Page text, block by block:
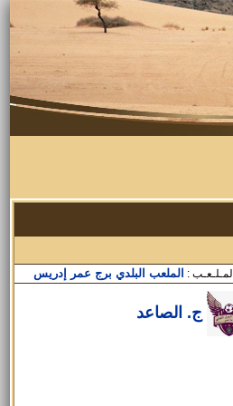
المـلـعـب : الملعب البلدي برج عمر إدريس
ج. الصاعد